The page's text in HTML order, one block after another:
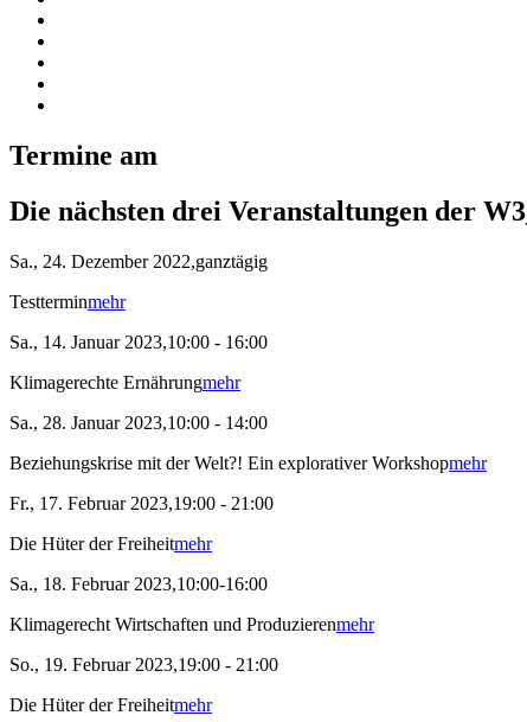
Termine am
Die nächsten drei Veranstaltungen der W3_
Sa., 24. Dezember 2022,ganztägig
Testterminmehr
Sa., 14. Januar 2023,10:00 - 16:00
Klimagerechte Ernährungmehr
Sa., 28. Januar 2023,10:00 - 14:00
Beziehungskrise mit der Welt?! Ein explorativer Workshopmehr
Fr., 17. Februar 2023,19:00 - 21:00
Die Hüter der Freiheitmehr
Sa., 18. Februar 2023,10:00-16:00
Klimagerecht Wirtschaften und Produzierenmehr
So., 19. Februar 2023,19:00 - 21:00
Die Hüter der Freiheitmehr